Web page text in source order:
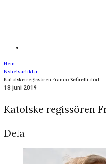
Hem
Nyhetsartiklar
Katolske regissören Franco Zefirelli död
18 juni 2019
Katolske regissören
Dela